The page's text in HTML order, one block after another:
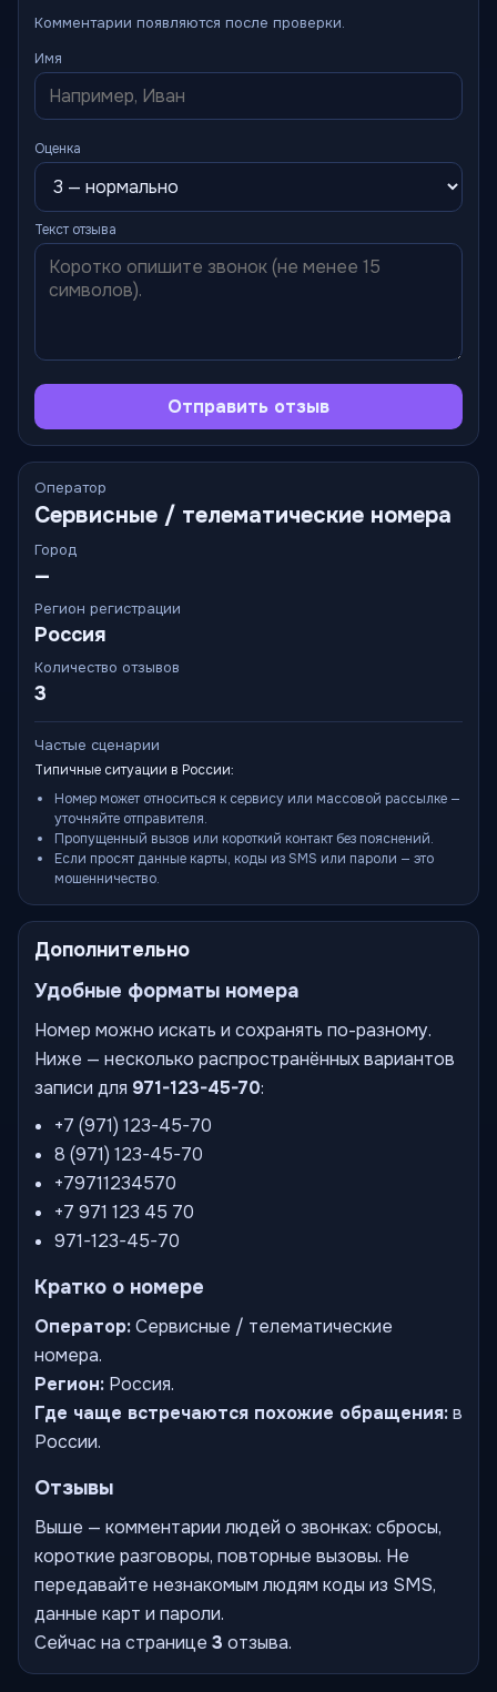
Комментарии появляются после проверки.
Имя
Оценка
Текст отзыва
Отправить отзыв
Оператор
Сервисные / телематические номера
Город
—
Регион регистрации
Россия
Количество отзывов
3
Частые сценарии
Типичные ситуации в России:
Номер может относиться к сервису или массовой рассылке —
уточняйте отправителя.
Пропущенный вызов или короткий контакт без пояснений.
Если просят данные карты, коды из SMS или пароли — это
мошенничество.
Дополнительно
Удобные форматы номера
Номер можно искать и сохранять по-разному.
Ниже — несколько распространённых вариантов
записи для 971-123-45-70:
+7 (971) 123-45-70
8 (971) 123-45-70
+79711234570
+7 971 123 45 70
971-123-45-70
Кратко о номере
Оператор:Сервисные / телематические
номера.
Регион: Россия.
Где чаще встречаются похожие обращения:в
России.
Отзывы
Выше — комментарии людей о звонках: сбросы,
короткие разговоры, повторные вызовы. Не
передавайте незнакомым людям коды из SMS,
данные карт и пароли.
Сейчас на странице 3 отзыва.